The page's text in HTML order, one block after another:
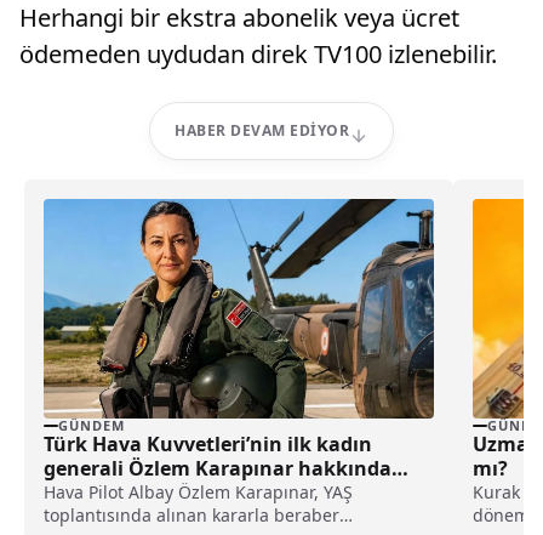
Herhangi bir ekstra abonelik veya ücret
ödemeden uydudan direk TV100 izlenebilir.
HABER DEVAM EDIYOR
GÜNDEM
Türk Hava Kuvvetleri’nin ilk kadın
generali Özlem Karapınar hakkında
dikkat çeken detay ortaya çıktı
Hava Pilot Albay Özlem Karapınar, YAŞ
toplantısında alınan kararla beraber
Uzman
mı?
Kurak